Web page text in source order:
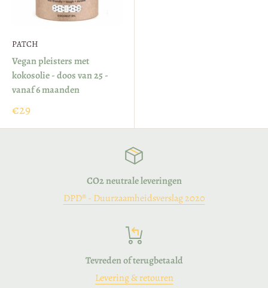
PATCH
Vegan pleisters met
kokosolie - doos van 25 -
vanaf 6 maanden
€29
CO2 neutrale leveringen
DPD® - Duurzaamheidsverslag 2020
Tevreden of terugbetaald
Levering & retouren